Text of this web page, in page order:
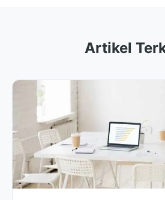
Artikel